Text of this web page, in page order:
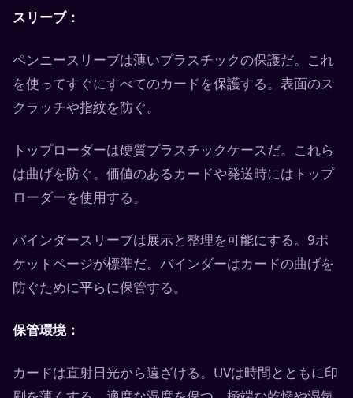
スリーブ：
ペンニースリーブは薄いプラスチックの保護だ。これ
を使ってすぐにすべてのカードを保護する。表面のス
クラッチや指紋を防ぐ。
トップローダーは硬質プラスチックケースだ。これら
は曲げを防ぐ。価値のあるカードや発送時にはトップ
ローダーを使用する。
バインダースリーブは展示と整理を可能にする。9ポ
ケットページが標準だ。バインダーはカードの曲げを
防ぐために平らに保管する。
保管環境：
カードは直射日光から遠ざける。UVは時間とともに印